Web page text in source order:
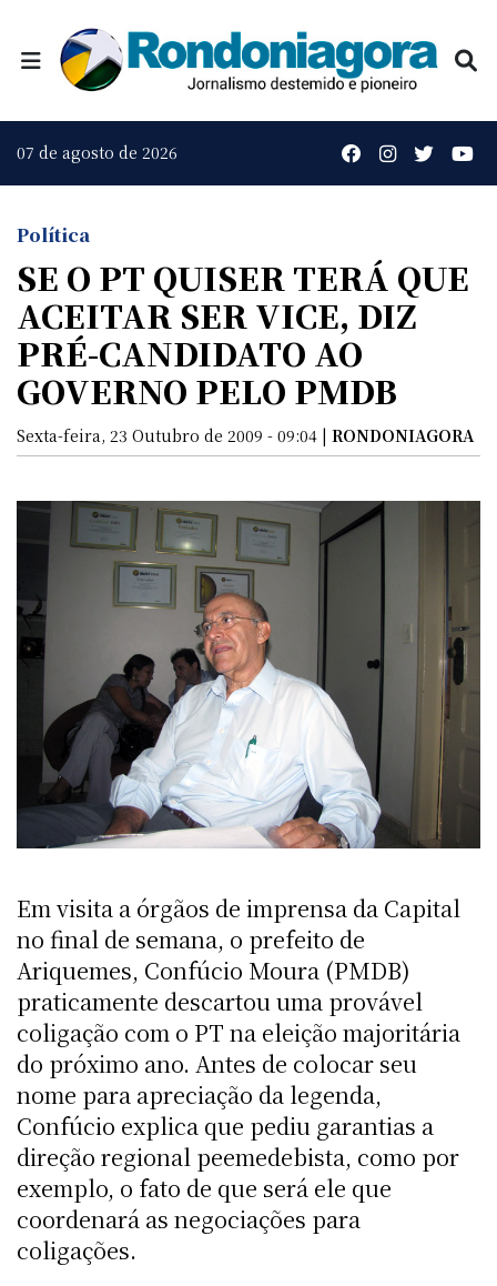
07 de agosto de 2026
Política
SE O PT QUISER TERÁ QUE
ACEITAR SER VICE, DIZ
PRÉ-CANDIDATO AO
GOVERNO PELO PMDB
Sexta-feira, 23 Outubro de 2009 - 09:04 | RONDONIAGORA
Em visita a órgãos de imprensa da Capital
no final de semana, o prefeito de
Ariquemes, Confúcio Moura (PMDB)
praticamente descartou uma provável
coligação com o PT na eleição majoritária
do próximo ano. Antes de colocar seu
nome para apreciação da legenda,
Confúcio explica que pediu garantias a
direção regional peemedebista, como por
exemplo, o fato de que será ele que
coordenará as negociações para
coligações.